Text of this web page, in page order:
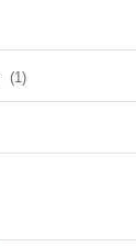
(1)